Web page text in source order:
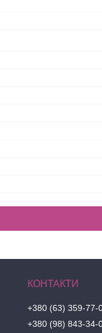
+380 (63) 359-77-
+380 (98) 843-34-